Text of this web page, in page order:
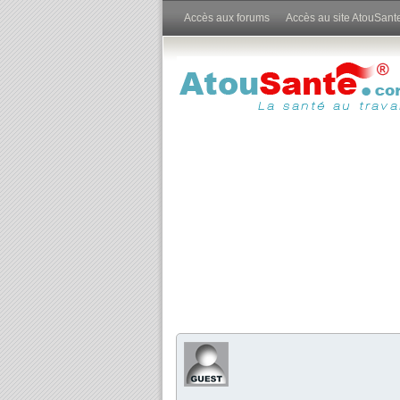
Accès aux forums Accès au site